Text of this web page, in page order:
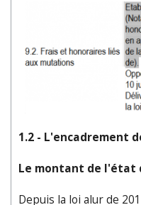
1.2 - L'encadrement
Le montant de l'état
Depuis la loi alur de